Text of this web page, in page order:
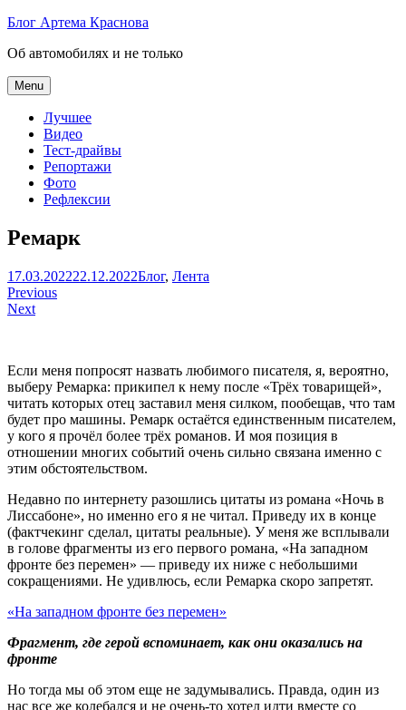
Skip
content
Блог Артема Краснова
Об автомобилях и не только
Menu
Лучшее
Видео
Тест-драйвы
Репортажи
Фото
Рефлексии
Ремарк
Артем
Краснов
17.03.202222.12.2022Блог, Лента
Навигация
по
Previous
Next
Если меня попросят назвать любимого писателя, я, вероятно,
выберу Ремарка: прикипел к нему после «Трёх товарищей»,
читать которых отец заставил меня силком, пообещав, что там
будет про машины. Ремарк остаётся единственным писателем,
у кого я прочёл более трёх романов. И моя позиция в
отношении многих событий очень сильно связана именно с
этим обстоятельством.
Недавно по интернету разошлись цитаты из романа «Ночь в
Лиссабоне», но именно его я не читал. Приведу их в конце
(фактчекинг сделал, цитаты реальные). У меня же всплывали
в голове фрагменты из его первого романа, «На западном
фронте без перемен» — приведу их ниже с небольшими
сокращениями. Не удивлюсь, если Ремарка скоро запретят.
«На западном фронте без перемен»
Фрагмент, где герой вспоминает, как они оказались на
фронте
Но тогда мы об этом еще не задумывались. Правда, один из
нас все же колебался и не очень-то хотел идти вместе со